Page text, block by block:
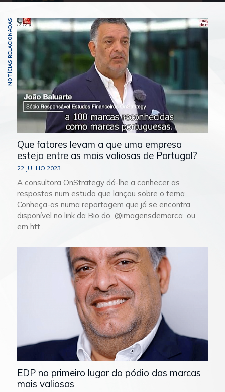
NOTÍCIAS RELACIONADAS
Que fatores levam a que uma empresa
esteja entre as mais valiosas de Portugal?
22 JULHO 2023
A consultora OnStrategy dá-lhe a conhecer as
respostas num estudo que lançou sobre o tema.
Conheça-as numa reportagem que já se encontra
disponível no link da Bio do @imagensdemarca ou
em htt...
EDP no primeiro lugar do pódio das marcas
mais valiosas